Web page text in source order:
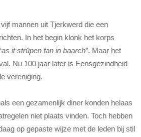
mannen uit Tjerkwerd die een
In het begin klonk het korps
as it strûpen fan in baarch”. Maar het
Nu 100 jaar later is Eensgezindheid
vereniging.
een gezamenlijk diner konden helaas
niet plaats vinden. Toch hebben
op gepaste wijze met de leden bij stil